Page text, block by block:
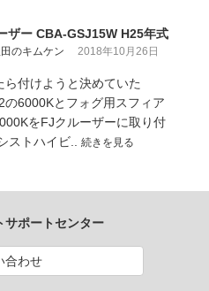
ザー CBA-GSJ15W H25年式
のキムケン 2018年10月26日
ら付けようと決めていた
の6000Kとフォグ用スフィア
をFJクルーザーに取り付
ストハイビ.. 続きを見る
サポートセンター
合わせ